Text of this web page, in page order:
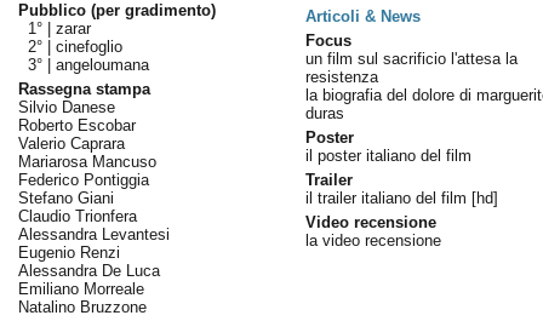
Pubblico (per gradimento)
1° | zarar
2° | cinefoglio
3° | angeloumana
Rassegna stampa
Silvio Danese
Roberto Escobar
Valerio Caprara
Mariarosa Mancuso
Federico Pontiggia
Stefano Giani
Claudio Trionfera
Alessandra Levantesi
Eugenio Renzi
Alessandra De Luca
Emiliano Morreale
Natalino Bruzzone
Articoli & News
Focus
un film sul sacrificio l'attesa la
resistenza
la biografia del dolore di
duras
Poster
il poster italiano del film
Trailer
il trailer italiano del film [hd]
Video recensione
la video recensione